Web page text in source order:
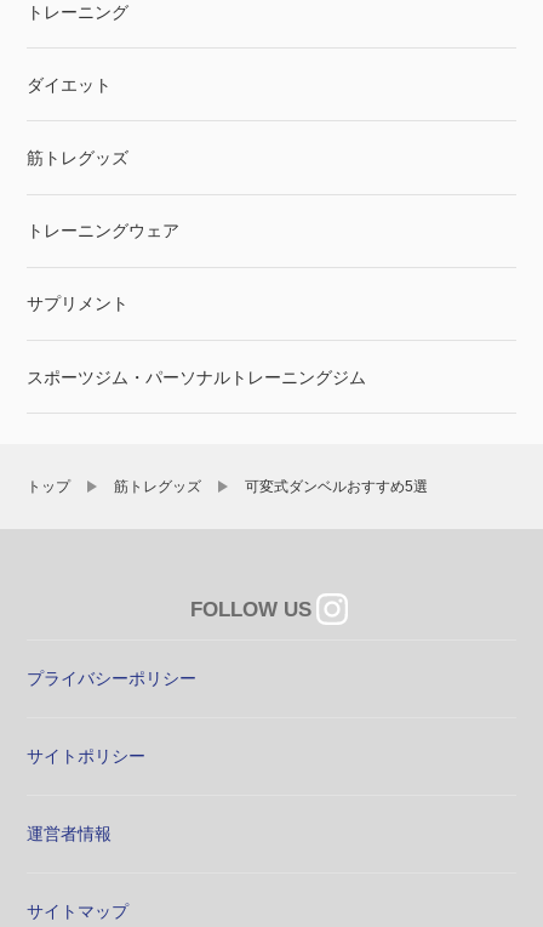
トレーニング
ダイエット
筋トレグッズ
トレーニングウェア
サプリメント
スポーツジム・パーソナルトレーニングジム
トップ 筋トレグッズ 可変式ダンベルおすすめ5選
FOLLOW US
プライバシーポリシー
サイトポリシー
運営者情報
サイトマップ